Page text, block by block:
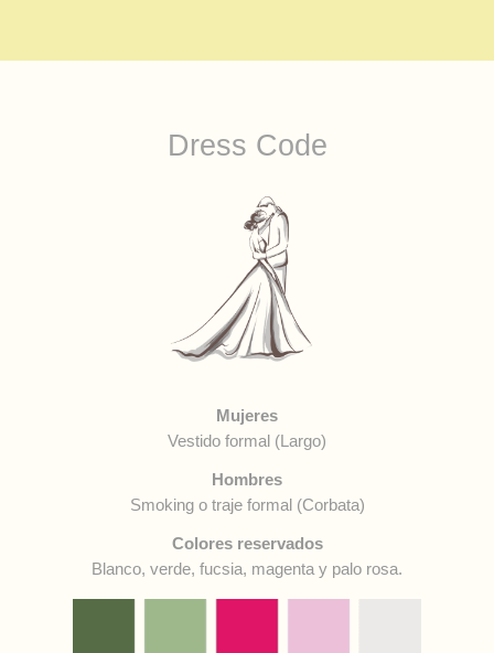
Dress Code
Mujeres
Vestido formal (Largo)
Hombres
Smoking o traje formal (Corbata)
Colores reservados
Blanco, verde, fucsia, magenta y palo rosa.